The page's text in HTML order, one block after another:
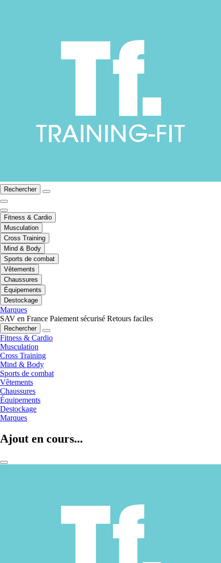
Rechercher
Fitness & Cardio
Musculation
Cross Training
Mind & Body
Sports de combat
Vêtements
Chaussures
Équipements
Destockage
Marques
SAV en France Paiement sécurisé Retours faciles
Rechercher
Fitness & Cardio
Musculation
Cross Training
Mind & Body
Sports de combat
Vêtements
Chaussures
Équipements
Destockage
Marques
Ajout en cours...